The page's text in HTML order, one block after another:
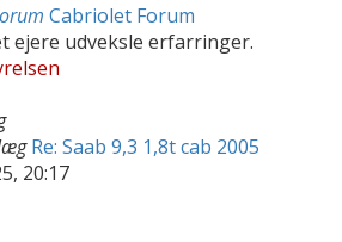
Cabriolet Forum
ejere udveksle erfarringer.
Re: Saab 9,3 1,8t cab 2005
20:17